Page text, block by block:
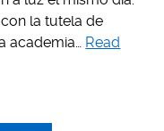
la tutela de
academia… Read